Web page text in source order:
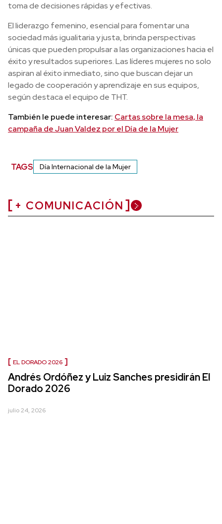
toma de decisiones rápidas y efectivas.
El liderazgo femenino, esencial para fomentar una
sociedad más igualitaria y justa, brinda perspectivas
únicas que pueden propulsar a las organizaciones hacia el
éxito y resultados superiores. Las líderes mujeres no solo
aspiran al éxito inmediato, sino que buscan dejar un
legado de cooperación y aprendizaje en sus equipos,
según destaca el equipo de THT.
También le puede interesar: Cartas sobre la mesa, la
campaña de Juan Valdez por el Día de la Mujer
TAGS Día Internacional de la Mujer
+ COMUNICACIÓN
EL DORADO 2026
Andrés Ordóñez y Luiz Sanches presidirán El
Dorado 2026
julio 24, 2026